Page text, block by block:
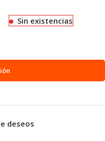
Sin existencias
deseos